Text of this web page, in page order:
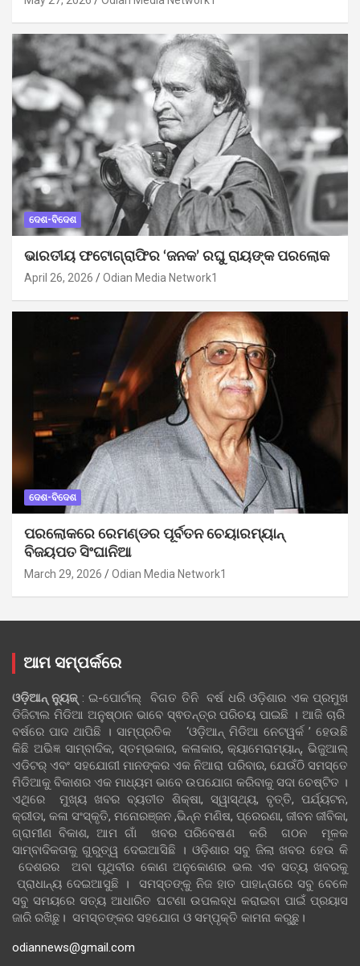
ଦେଶ-ବିଦେଶ
ଭାରତୀୟ ଫଟୋଗ୍ରାଫିର ‘ଜନକ’ ରଘୁ ରାୟଙ୍କ ପରଲୋକ
April 26, 2026 Odian Media Network1
ଦେଶ-ବିଦେଶ
ପରଲୋକରେ ରେମଣ୍ଡର ପୂର୍ବତନ ଚେୟାରମ୍ୟାନ୍
ବିଜୟପତ ସିଂଘାନିଆ
March 29, 2026 Odian Media Network1
ଆମ ସମ୍ପର୍କରେ
ଓଡ଼ିଆନ୍‍ ନ୍ୟୁଜ୍‍: ଇ-ପୋର୍ଟାଲ୍ ବିଗତ ତିନି ବର୍ଷ ଧରି ଓଡ଼ିଶାର ଏକ ପ୍ରମୁଖ
ଡିଜିଟାଲ ମିଡିଆ ଅନୁଷ୍ଠାନ ଭାବେ ସ୍ଵତନ୍ତ୍ର ପରିଚୟ ପାଇଛି । ଆଜି ଚାରି
ବର୍ଷରେ ପାଦ ଥାପିଛି । ସାମ୍ପ୍ରତିକ ‘ଓଡ଼ିଆନ୍‍ ମିଡିଆ ନେଟୱର୍କ ’ ହେଉଛି
କିଛି ଅଭିଜ୍ଞ ସାମ୍ବାଦିକ, ସ୍ତମ୍ଭକାର, କଳାକାର, କ୍ୟାମେରାମ୍ୟାନ୍, ଭିଜୁଆଲ୍
ଏଡିଟର୍ ଏବଂ ସହଯୋଗୀ ମାନଙ୍କର ଏକ ନିଆରା ପରିବାର, ଯେଉଁଠି ସମସ୍ତେ
ମିଡିଆକୁ ବିକାଶର ଏକ ମାଧ୍ୟମ ଭାବେ ଉପଯୋଗ କରିବାକୁ ସଦା ଚେଷ୍ଟିତ ।
ଏଥିରେ ମୁଖ୍ୟ ଖବର ବ୍ୟତୀତ ଶିକ୍ଷା, ସ୍ୱାସ୍ଥ୍ୟ, ବୃତ୍ତି, ପର୍ଯ୍ୟଟନ,
କ୍ରୀଡା, କଳା ସଂସ୍କୃତି, ମନୋରଞ୍ଜନ ,ଭିନ୍ନ ମଣିଷ, ପ୍ରେରଣା, ଜୀବନ ଜୀବିକା,
ଗ୍ରାମୀଣ ବିକାଶ, ଆମ ଗାଁ ଖବର ପରିବେଷଣ କରି ଗଠନ ମୂଳକ
ସାମ୍ବାଦିକତାକୁ ଗୁରୁତ୍ୱ ଦେଇଆସିଛି । ଓଡ଼ିଶାର ସବୁ ଜିଲା ଖବର ହେଉ କି
ଦେଶରର ଅବା ପୃଥିବୀର କୋଣ ଅନୁକୋଣର ଭଲ ଏବ ସତ୍ୟ ଖବରକୁ
ପ୍ରାଧାନ୍ୟ ଦେଇଆସୁଛି । ସମସ୍ତଙ୍କୁ ନିଜ ହାତ ପାହାନ୍ତାରେ ସବୁ ବେଳେ
ସବୁ ସମୟରେ ସତ୍ୟ ଆଧାରିତ ଘଟଣା ଉପଲବ୍ଧ କରାଇବା ପାଇଁ ପ୍ରୟାସ
ଜାରି ରଖିଛୁ। ସମସ୍ତଙ୍କର ସହଯୋଗ ଓ ସମ୍ପୃକ୍ତି କାମନା କରୁଛୁ।
odiannews@gmail.com